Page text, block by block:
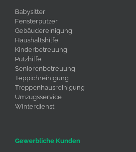
Babysitter
Fensterputzer
Gebäudereinigung
Haushaltshilfe
Kinderbetreuung
Putzhilfe
Seniorenbetreuung
Teppichreinigung
Treppenhausreinigung
Umzugsservice
Winterdienst
Gewerbliche Kunden